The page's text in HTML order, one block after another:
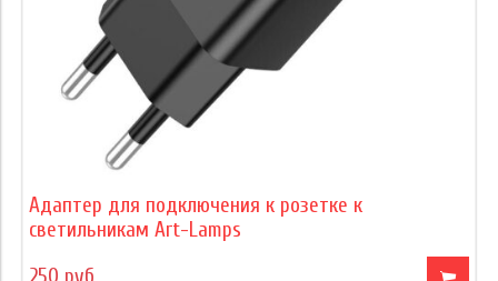
Адаптер для подключения к розетке к
светильникам Art-Lamps